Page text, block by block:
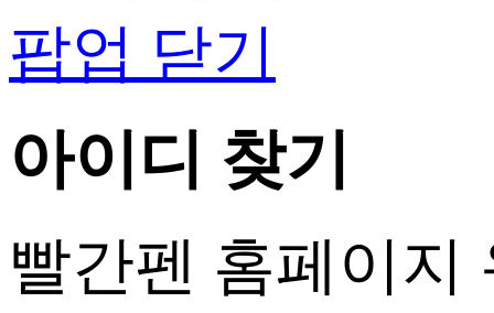
팝업 닫기
아이디 찾기
빨간펜 홈페이